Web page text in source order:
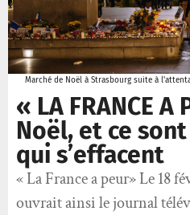
Marché de Noël à Strasbourg suite à
« LA FRANCE A
Noël, et ce
qui s’effacent
« La France a peur» Le 18
ouvrait ainsi le journal